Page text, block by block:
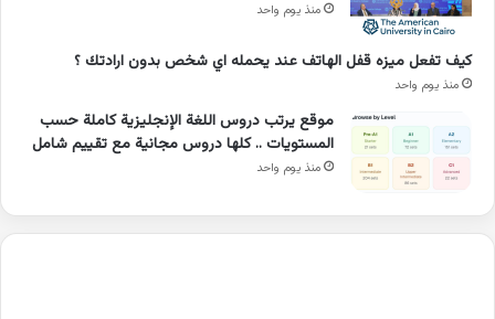
منذ يوم واحد
كيف تفعل ميزه قفل الهاتف عند يحمله اي شخص بدون ارادتك ؟
منذ يوم واحد
موقع يرتب دروس اللغة الإنجليزية كاملة حسب
المستويات .. كلها دروس مجانية مع تقييم شامل
منذ يوم واحد